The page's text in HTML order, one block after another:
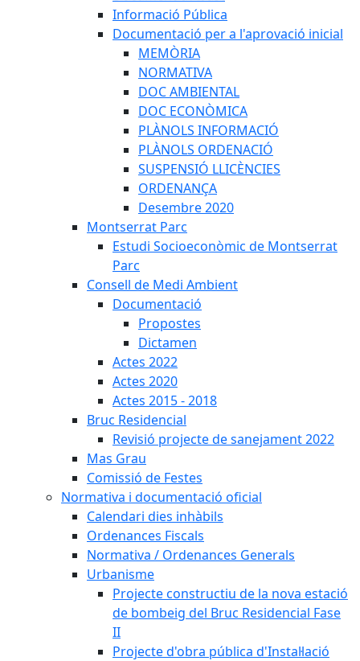
Informació Pública
Documentació per a l'aprovació inicial
MEMÒRIA
NORMATIVA
DOC AMBIENTAL
DOC ECONÒMICA
PLÀNOLS INFORMACIÓ
PLÀNOLS ORDENACIÓ
SUSPENSIÓ LLICÈNCIES
ORDENANÇA
Desembre 2020
Montserrat Parc
Estudi Socioeconòmic de Montserrat
Parc
Consell de Medi Ambient
Documentació
Propostes
Dictamen
Actes 2022
Actes 2020
Actes 2015 - 2018
Bruc Residencial
Revisió projecte de sanejament 2022
Mas Grau
Comissió de Festes
Normativa i documentació oficial
Calendari dies inhàbils
Ordenances Fiscals
Normativa / Ordenances Generals
Urbanisme
Projecte constructiu de la nova estació
de bombeig del Bruc Residencial Fase
II
Projecte d'obra pública d'Instal·lació